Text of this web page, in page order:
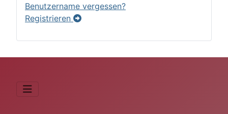
Benutzername vergessen?
Registrieren